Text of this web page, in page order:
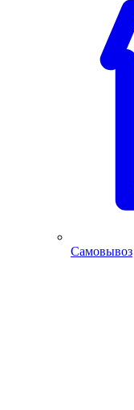
Самовывоз